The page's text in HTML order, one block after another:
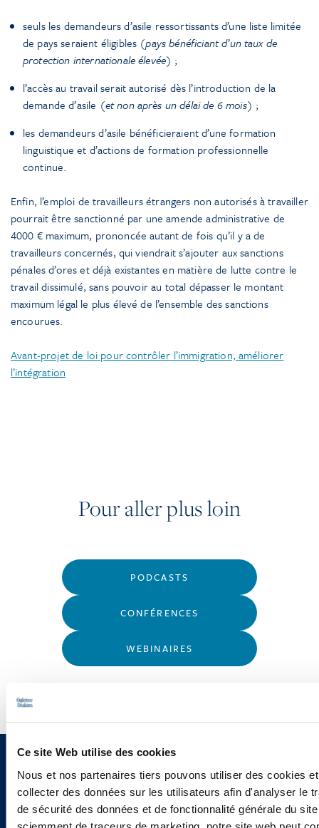
Ce site Web utilise des cookies
Nous et nos partenaires tiers pouvons utiliser des cookies
collecter des données sur les utilisateurs afin d'analyser le
de sécurité des données et de fonctionnalité générale du
seuls les demandeurs d’asile ressortissants d’une liste limitée
de pays seraient éligibles (pays bénéficiant d’un taux de
protection internationale élevée) ;
l’accès au travail serait autorisé dès l’introduction de la
demande d’asile (et non après un délai de 6 mois) ;
les demandeurs d’asile bénéficieraient d’une formation
linguistique et d’actions de formation professionnelle
continue.
Enfin, l’emploi de travailleurs étrangers non autorisés à travailler
pourrait être sanctionné par une amende administrative de
4000 € maximum, prononcée autant de fois qu’il y a de
travailleurs concernés, qui viendrait s’ajouter aux sanctions
pénales d’ores et déjà existantes en matière de lutte contre le
travail dissimulé, sans pouvoir au total dépasser le montant
maximum légal le plus élevé de l’ensemble des sanctions
encourues.
Avant-projet de loi pour contrôler l’immigration, améliorer
l’intégration
Pour aller plus loin
PODCASTS
CONFÉRENCES
WEBINAIRES
Vous souhaitez recevoir nos
newsletters, informations et